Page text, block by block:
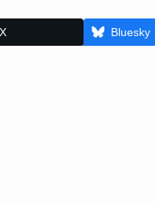
X Bluesky